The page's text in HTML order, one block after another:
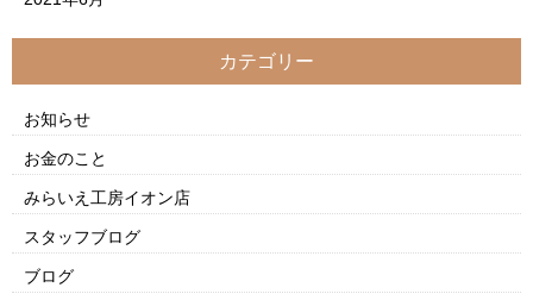
カテゴリー
お知らせ
お金のこと
みらいえ工房イオン店
スタッフブログ
ブログ